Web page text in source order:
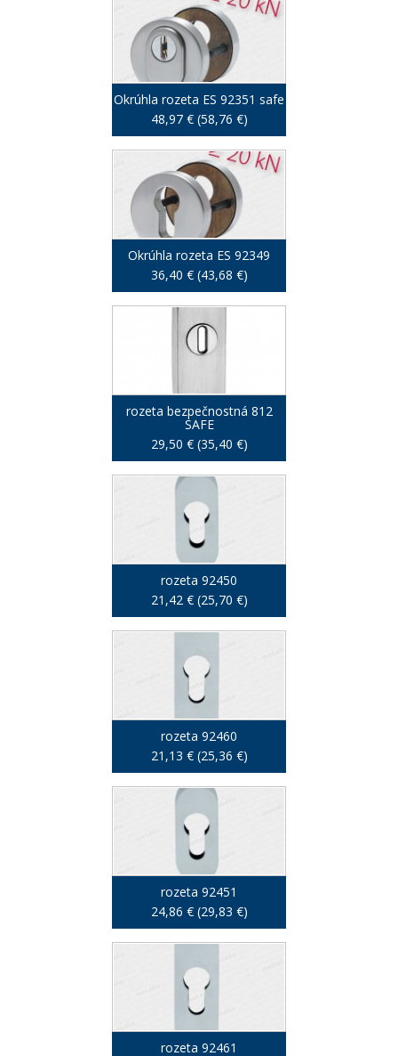
Okrúhla rozeta ES 92351 safe
48,97 € (58,76 €)
Okrúhla rozeta ES 92349
36,40 € (43,68 €)
rozeta bezpečnostná 812
SAFE
29,50 € (35,40 €)
rozeta 92450
21,42 € (25,70 €)
rozeta 92460
21,13 € (25,36 €)
rozeta 92451
24,86 € (29,83 €)
rozeta 92461